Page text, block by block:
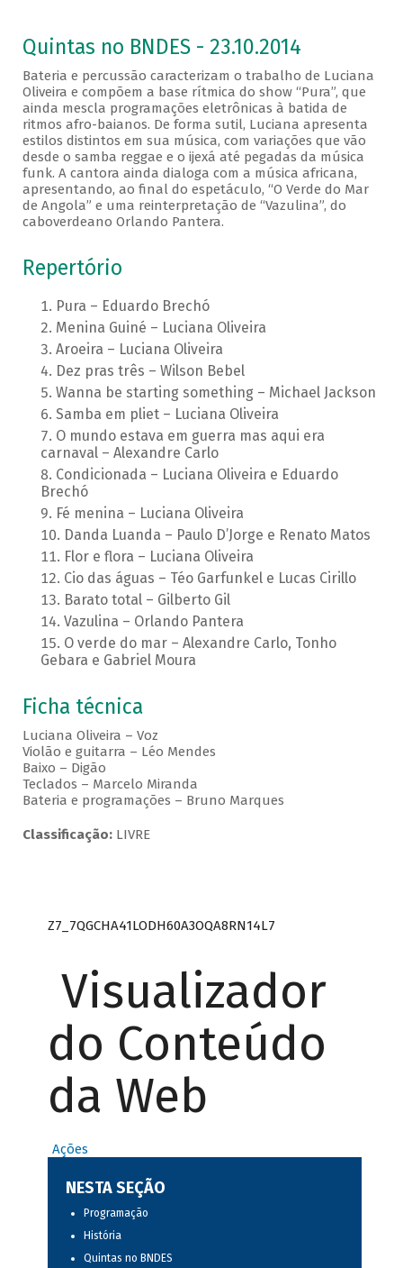
Quintas no BNDES - 23.10.2014
Bateria e percussão caracterizam o trabalho de Luciana
Oliveira e compõem a base rítmica do show “Pura”, que
ainda mescla programações eletrônicas à batida de
ritmos afro-baianos. De forma sutil, Luciana apresenta
estilos distintos em sua música, com variações que vão
desde o samba reggae e o ijexá até pegadas da música
funk. A cantora ainda dialoga com a música africana,
apresentando, ao final do espetáculo, “O Verde do Mar
de Angola” e uma reinterpretação de “Vazulina”, do
caboverdeano Orlando Pantera.
Repertório
Pura – Eduardo Brechó
Menina Guiné – Luciana Oliveira
Aroeira – Luciana Oliveira
Dez pras três – Wilson Bebel
Wanna be starting something – Michael Jackson
Samba em pliet – Luciana Oliveira
O mundo estava em guerra mas aqui era
carnaval – Alexandre Carlo
Condicionada – Luciana Oliveira e Eduardo
Brechó
Fé menina – Luciana Oliveira
Danda Luanda – Paulo D’Jorge e Renato Matos
Flor e flora – Luciana Oliveira
Cio das águas – Téo Garfunkel e Lucas Cirillo
Barato total – Gilberto Gil
Vazulina – Orlando Pantera
O verde do mar – Alexandre Carlo, Tonho
Gebara e Gabriel Moura
Ficha técnica
Luciana Oliveira – Voz
Violão e guitarra – Léo Mendes
Baixo – Digão
Teclados – Marcelo Miranda
Bateria e programações – Bruno Marques
Classificação:LIVRE
Z7_7QGCHA41LODH60A3OQA8RN14L7
Visualizador
do Conteúdo
da Web
Ações
NESTA SEÇÃO
Programação
História
Quintas no BNDES